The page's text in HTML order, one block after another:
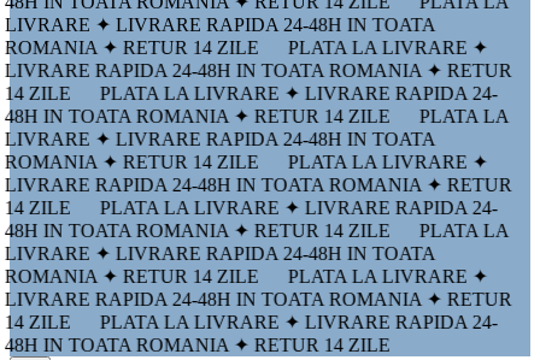
LIVRARE ✦ LIVRARE RAPIDA 24-48H IN TOATA
ROMANIA ✦ RETUR 14 ZILE
PLATA LA LIVRARE ✦
LIVRARE RAPIDA 24-48H IN TOATA ROMANIA ✦ RETUR
14 ZILE
PLATA LA LIVRARE ✦ LIVRARE RAPIDA 24-
48H IN TOATA ROMANIA ✦ RETUR 14 ZILE
PLATA LA
LIVRARE ✦ LIVRARE RAPIDA 24-48H IN TOATA
ROMANIA ✦ RETUR 14 ZILE
PLATA LA LIVRARE ✦
LIVRARE RAPIDA 24-48H IN TOATA ROMANIA ✦ RETUR
14 ZILE
PLATA LA LIVRARE ✦ LIVRARE RAPIDA 24-
48H IN TOATA ROMANIA ✦ RETUR 14 ZILE
PLATA LA
LIVRARE ✦ LIVRARE RAPIDA 24-48H IN TOATA
ROMANIA ✦ RETUR 14 ZILE
PLATA LA LIVRARE ✦
LIVRARE RAPIDA 24-48H IN TOATA ROMANIA ✦ RETUR
14 ZILE
PLATA LA LIVRARE ✦ LIVRARE RAPIDA 24-
48H IN TOATA ROMANIA ✦ RETUR 14 ZILE